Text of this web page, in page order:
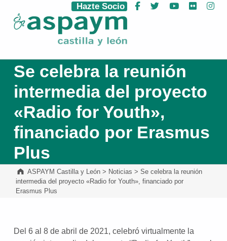
ASPAYM Castilla y León
Hazte Socio Facebook
Twitter YouTube
Flickr
Se celebra la reunión
intermedia del proyecto
«Radio for Youth»,
financiado por Erasmus
Plus
ASPAYM Castilla y León> Noticias > Se celebra la reunión
intermedia del proyecto «Radio for Youth», financiado por
Erasmus Plus
Del 6 al 8 de abril de 2021, celebró virtualmente la